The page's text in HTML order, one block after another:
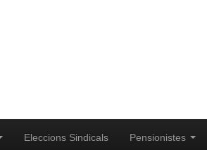
Eleccions Sindicals Pensionistes